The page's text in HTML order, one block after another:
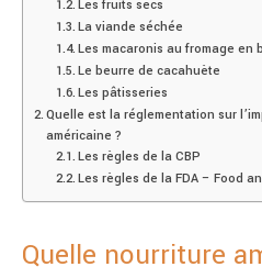
Les fruits secs
La viande séchée
Les macaronis au fromage en
Le beurre de cacahuète
Les pâtisseries
Quelle est la réglementation sur
américaine ?
Les règles de la CBP
Les règles de la FDA – Food
Quelle nourriture